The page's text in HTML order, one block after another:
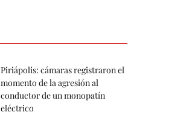
Piriápolis: cámaras registraron el
momento de la agresión al
conductor de un monopatín
eléctrico